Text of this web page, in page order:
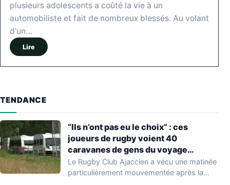
plusieurs adolescents a coûté la vie à un
automobiliste et fait de nombreux blessés. Au volant
d'un…
Lire
TENDANCE
“Ils n’ont pas eu le choix” : ces
joueurs de rugby voient 40
caravanes de gens du voyage
s’installer dans leur stade, ils les
délogent en moins d’1 heure
Le Rugby Club Ajaccien a vécu une matinée
particulièrement mouvementée après la